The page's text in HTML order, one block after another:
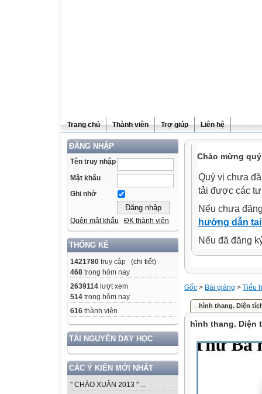
Trang chủ Thành viên Trợ giúp Liên hệ
ĐĂNG NHẬP
Tên truy nhập
Mật khẩu
Ghi nhớ
Quên mật khẩu ĐK thành viên
THỐNG KÊ
1421780 truy cập (chi tiết)
468 trong hôm nay
2639114 lượt xem
514 trong hôm nay
616 thành viên
TÀI NGUYÊN DẠY HỌC
CÁC Ý KIẾN MỚI NHẤT
" CHÀO XUÂN 2013 " ...
Chào mừng
Quý vị chưa
tải được các
Nếu chưa
hướng dẫn
Nếu đã đăng
Gốc > Bài giảng > Tiểu
hình thang. Diện
hình thang. Diện